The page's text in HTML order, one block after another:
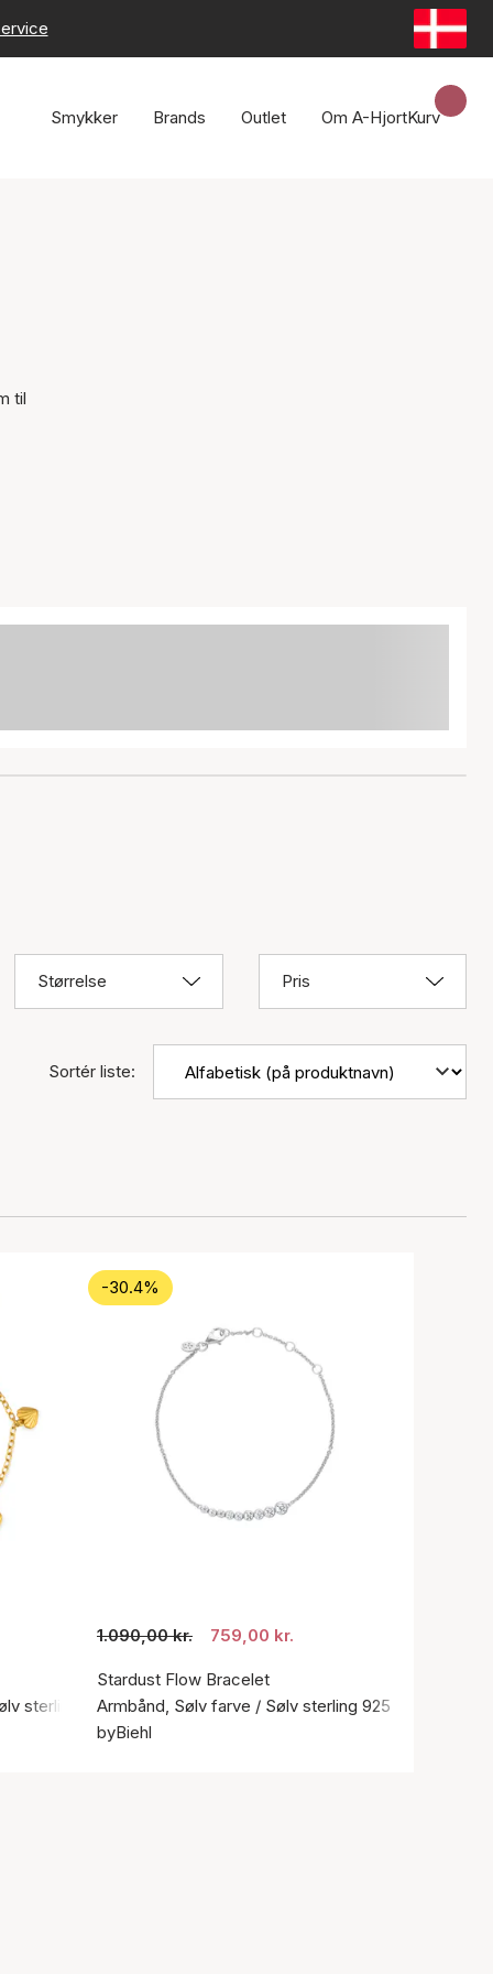
Smykker Brands Outlet Om A-HjortKurv
til
Størrelse Pris
Sortér liste:
sterling 925
-30.4%
1.090,00 kr. 759,00 kr.
Stardust Flow Bracelet
Armbånd, Sølv farve / Sølv sterling 925
byBiehl